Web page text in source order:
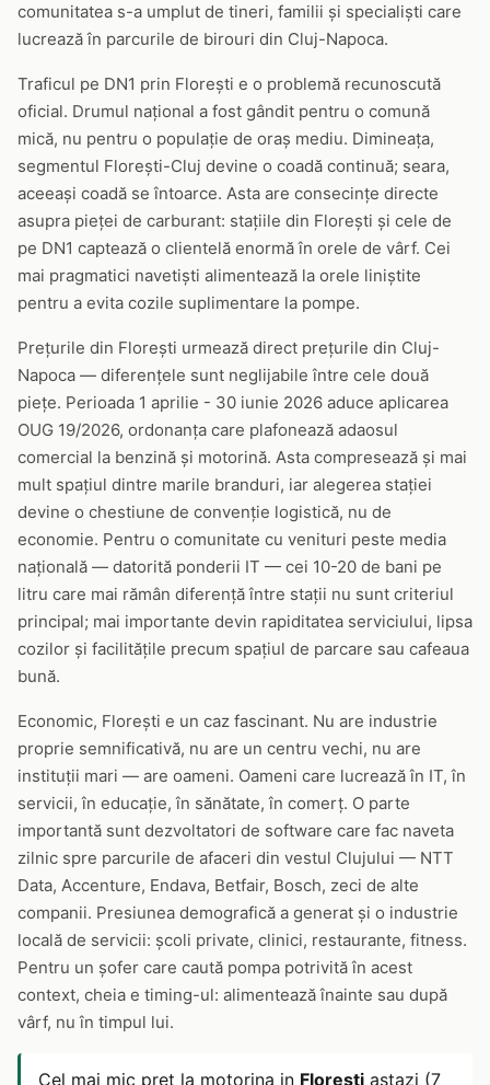
comunitatea s-a umplut de tineri, familii și specialiști care
lucrează în parcurile de birouri din Cluj-Napoca.
Traficul pe DN1 prin Florești e o problemă recunoscută
oficial. Drumul național a fost gândit pentru o comună
mică, nu pentru o populație de oraș mediu. Dimineața,
segmentul Florești-Cluj devine o coadă continuă; seara,
aceeași coadă se întoarce. Asta are consecințe directe
asupra pieței de carburant: stațiile din Florești și cele de
pe DN1 captează o clientelă enormă în orele de vârf. Cei
mai pragmatici navetiști alimentează la orele liniștite
pentru a evita cozile suplimentare la pompe.
Prețurile din Florești urmează direct prețurile din Cluj-
Napoca — diferențele sunt neglijabile între cele două
piețe. Perioada 1 aprilie - 30 iunie 2026 aduce aplicarea
OUG 19/2026, ordonanța care plafonează adaosul
comercial la benzină și motorină. Asta compresează și mai
mult spațiul dintre marile branduri, iar alegerea stației
devine o chestiune de convenție logistică, nu de
economie. Pentru o comunitate cu venituri peste media
națională — datorită ponderii IT — cei 10-20 de bani pe
litru care mai rămân diferență între stații nu sunt criteriul
principal; mai importante devin rapiditatea serviciului, lipsa
cozilor și facilitățile precum spațiul de parcare sau cafeaua
bună.
Economic, Florești e un caz fascinant. Nu are industrie
proprie semnificativă, nu are un centru vechi, nu are
instituții mari — are oameni. Oameni care lucrează în IT, în
servicii, în educație, în sănătate, în comerț. O parte
importantă sunt dezvoltatori de software care fac naveta
zilnic spre parcurile de afaceri din vestul Clujului — NTT
Data, Accenture, Endava, Betfair, Bosch, zeci de alte
companii. Presiunea demografică a generat și o industrie
locală de servicii: școli private, clinici, restaurante, fitness.
Pentru un șofer care caută pompa potrivită în acest
context, cheia e timing-ul: alimentează înainte sau după
vârf, nu în timpul lui.
Cel mai mic pret la motorina in Floresti astazi (7